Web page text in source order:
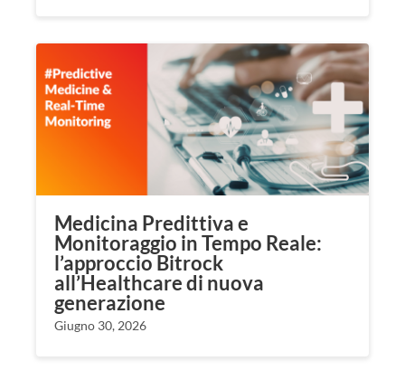
Medicina Predittiva e
Monitoraggio in Tempo Reale:
l’approccio Bitrock
all’Healthcare di nuova
generazione
Giugno 30, 2026